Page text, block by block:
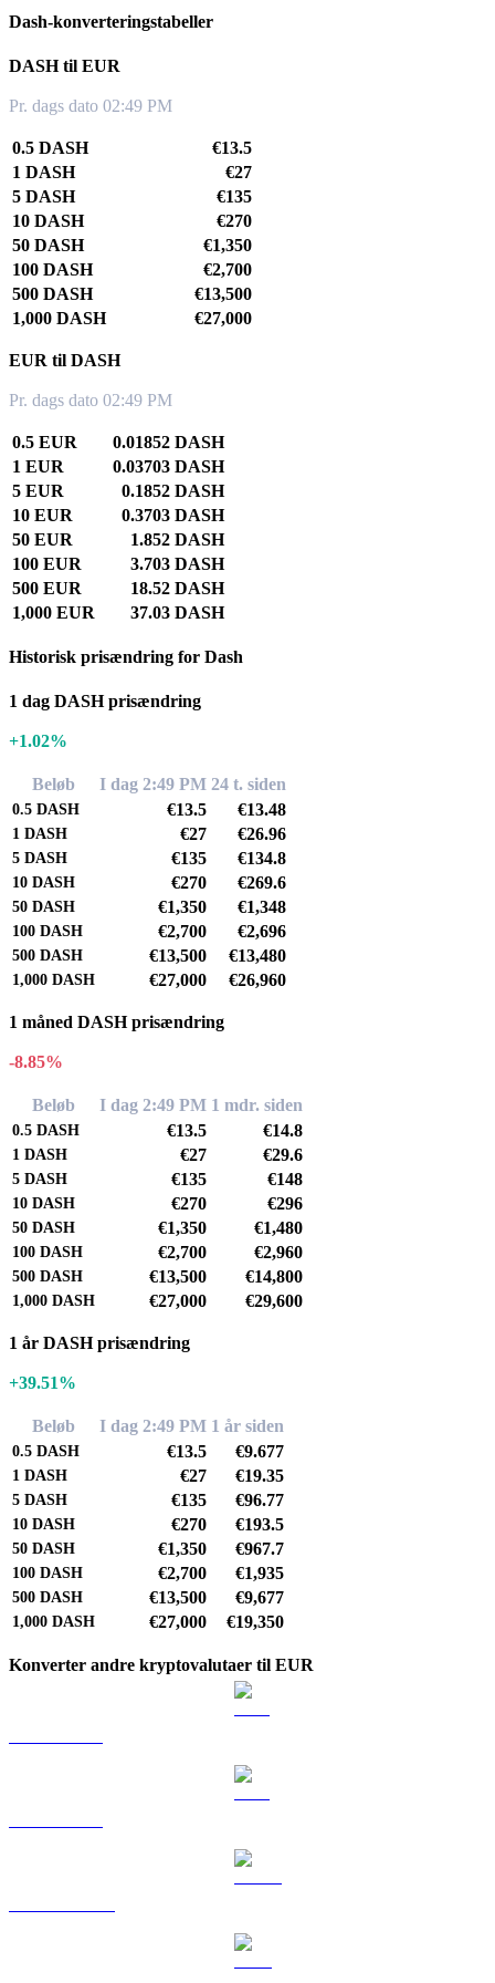
Dash-konverteringstabeller
DASH til EUR
Pr. dags dato 02:49 PM
0.5 DASH
€13.5
1 DASH
€27
5 DASH
€135
10 DASH
€270
50 DASH
€1,350
100 DASH
€2,700
500 DASH
€13,500
1,000 DASH
€27,000
EUR til DASH
Pr. dags dato 02:49 PM
0.5 EUR
0.01852 DASH
1 EUR
0.03703 DASH
5 EUR
0.1852 DASH
10 EUR
0.3703 DASH
50 EUR
1.852 DASH
100 EUR
3.703 DASH
500 EUR
18.52 DASH
1,000 EUR
37.03 DASH
Historisk prisændring for Dash
1 dag DASH prisændring
+1.02%
Beløb I dag 2:49 PM 24 t. siden
0.5 DASH €13.5 €13.48
1 DASH €27 €26.96
5 DASH €135 €134.8
10 DASH €270 €269.6
50 DASH €1,350 €1,348
100 DASH €2,700 €2,696
500 DASH €13,500 €13,480
1,000 DASH €27,000 €26,960
1 måned DASH prisændring
-8.85%
Beløb I dag 2:49 PM 1 mdr. siden
0.5 DASH €13.5 €14.8
1 DASH €27 €29.6
5 DASH €135 €148
10 DASH €270 €296
50 DASH €1,350 €1,480
100 DASH €2,700 €2,960
500 DASH €13,500 €14,800
1,000 DASH €27,000 €29,600
1 år DASH prisændring
+39.51%
Beløb I dag 2:49 PM 1 år siden
0.5 DASH €13.5 €9.677
1 DASH €27 €19.35
5 DASH €135 €96.77
10 DASH €270 €193.5
50 DASH €1,350 €967.7
100 DASH €2,700 €1,935
500 DASH €13,500 €9,677
1,000 DASH €27,000 €19,350
Konverter andre kryptovalutaer til EUR